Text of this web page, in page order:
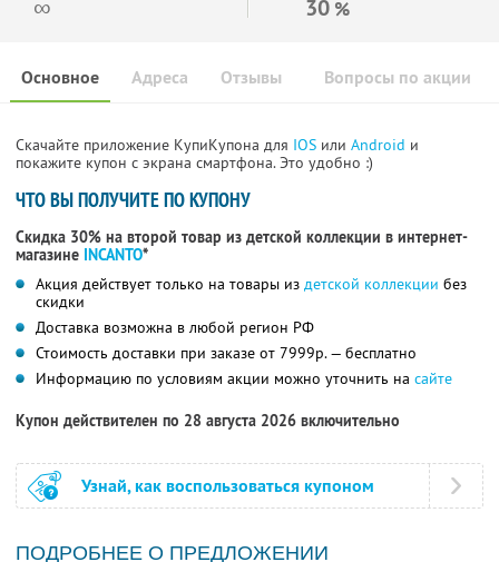
∞ 30 %
Основное Отзывы Вопросы по акции
Адреса
Скачайте приложение КупиКупона для IOS или Android и
покажите купон с экрана смартфона. Это удобно :)
ЧТО ВЫ ПОЛУЧИТЕ ПО КУПОНУ
Скидка 30% на второй товар из детской коллекции в интернет-
магазине INCANTO*
Акция действует только на товары из детской коллекции без
скидки
Доставка возможна в любой регион РФ
Стоимость доставки при заказе от 7999р. — бесплатно
Информацию по условиям акции можно уточнить на сайте
Купон действителен по 28 августа 2026 включительно
Узнай, как воспользоваться купоном
ПОДРОБНЕЕ О ПРЕДЛОЖЕНИИ